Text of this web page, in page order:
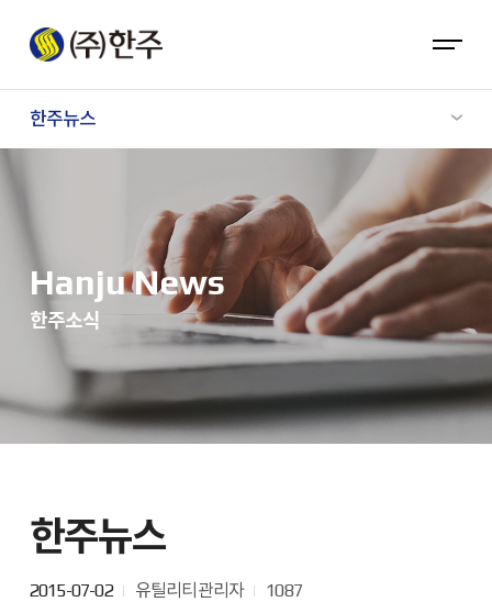
한주뉴스
Hanju News
한주소식
한주뉴스
2015-07-02 유틸리티관리자 1087